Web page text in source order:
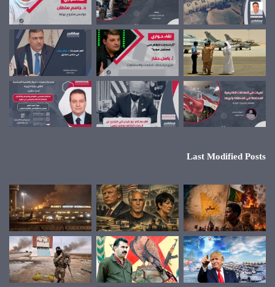
Last Modified Posts